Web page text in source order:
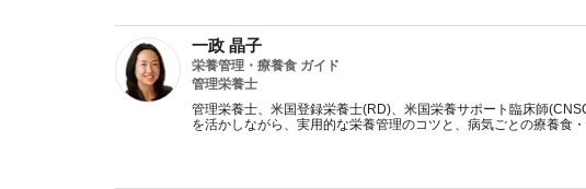
一政 晶子
栄養管理・療養食 ガイド
管理栄養士
管理栄養士、米国登録栄養士(RD)、米国栄養サポート臨床師
を活かしながら、実用的な栄養管理のコツと、病気ごとの療養食